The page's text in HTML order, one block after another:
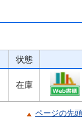
状態
在庫
ページの先